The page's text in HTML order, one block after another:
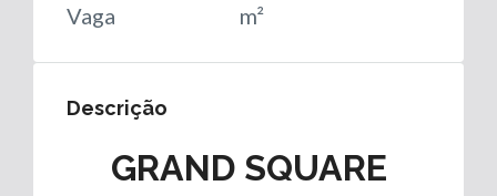
Vaga m²
Descrição
GRAND SQUARE